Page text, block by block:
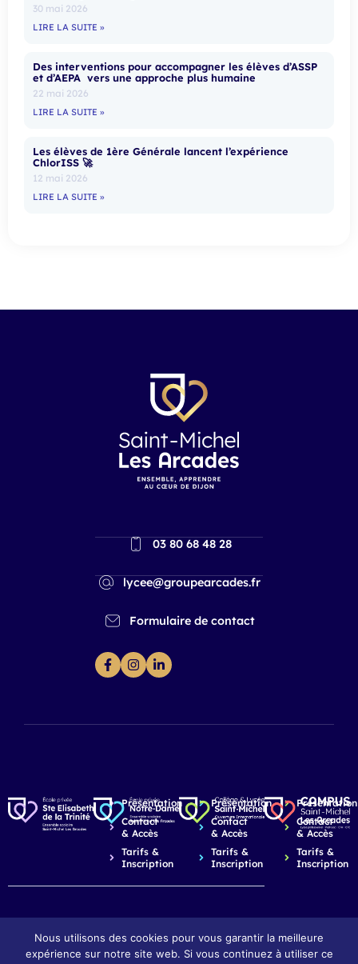
30 mai 2026
LIRE LA SUITE »
Des interventions pour accompagner les élèves d’ASSP
et d’AEPA vers une approche plus humaine
22 mai 2026
LIRE LA SUITE »
Les élèves de 1ère Générale lancent l’expérience
ChlorISS 🚀
12 mai 2026
LIRE LA SUITE »
03 80 68 48 28
lycee@groupearcades.fr
Formulaire de contact
Présentation
Contact
& Accès
Tarifs &
Inscription
Présentation
Contact
& Accès
Tarifs &
Inscription
Présentation
Contact
& Accès
Tarifs &
Inscription
© 2026 Saint-Michel Les Arcades - Dijon Mentions légales
Nous utilisons des cookies pour vous garantir la meilleure
expérience sur notre site web. Si vous continuez à utiliser ce